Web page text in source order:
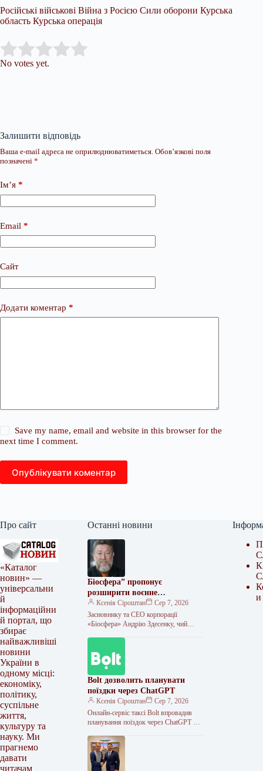
Російські військові Війна з Росією Сили оборони Курська
область Курська операція
Rate this item:
No votes yet.
Залишити відповідь
Ваша e-mail адреса не оприлюднюватиметься. Обов’язкові поля
позначені *
Ім’я *
Email *
Сайт
Додати коментар *
Save my name, email and website in this browser for the
next time I comment.
Опублікувати коментар
Про сайт
«Каталог
новин» —
універсальни
й
інформаційни
й портал, що
збирає
найважливіші
новини
України в
одному місці:
економіку,
політику,
суспільне
життя,
культуру та
науку. Ми
прагнемо
давати
читачам
Останні новини
Біосфера” пропонує
розширити воєнне
страхування та запровадити
мораторій на перевірки
Ксенія Сіроштан
Сер 7, 2026
Засновнику та СЕО корпорації
«Біосфера» Андрію Здесенку, чий
через ворожий удар…
Bolt дозволить планувати
поїздки через ChatGPT
Ксенія Сіроштан
Сер 7, 2026
Онлайн-сервіс таксі Bolt впровадив
планування поїздок через ChatGPT у
зокрема й в Україні. Відтепер
користувачі…
и